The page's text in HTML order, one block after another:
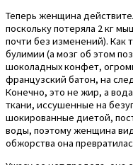
Теперь женщина
поскольку потеряла 2 кг
почти без изменений). Как
булимии (а мозг об этом
шоколадных конфет,
французский батон, на
Конечно, это не жир, а
ткани, иссушенные на
шокированные диетой,
воды, поэтому женщина
обжорства она